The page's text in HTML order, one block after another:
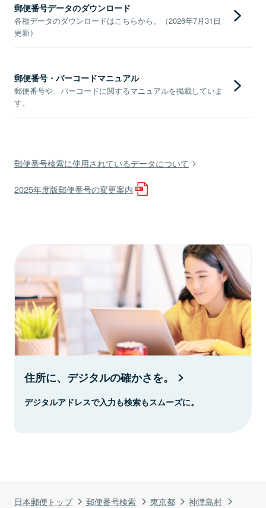
日本郵便トップ 郵便番号検索 東京都
神津島村
郵便番号データのダウンロード
各種データのダウンロードはこちらから。（2026年7月31日
更新）
郵便番号・バーコードマニュアル
郵便番号や、バーコードに関するマニュアルを掲載していま
す。
郵便番号検索に使用されているデータについて
2025年度版郵便番号の変更案内
住所に、デジタルの確かさを。
デジタルアドレスで入力も検索もスムーズに。